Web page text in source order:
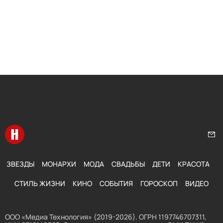
Перейти на главную
ЗВЕЗДЫ МОНАРХИ МОДА СВАДЬБЫ ДЕТИ КРАСОТА
СТИЛЬ ЖИЗНИ КИНО СОБЫТИЯ ГОРОСКОП ВИДЕО
ООО «Медиа Технология» (2019-2026). ОГРН 1197746707311,